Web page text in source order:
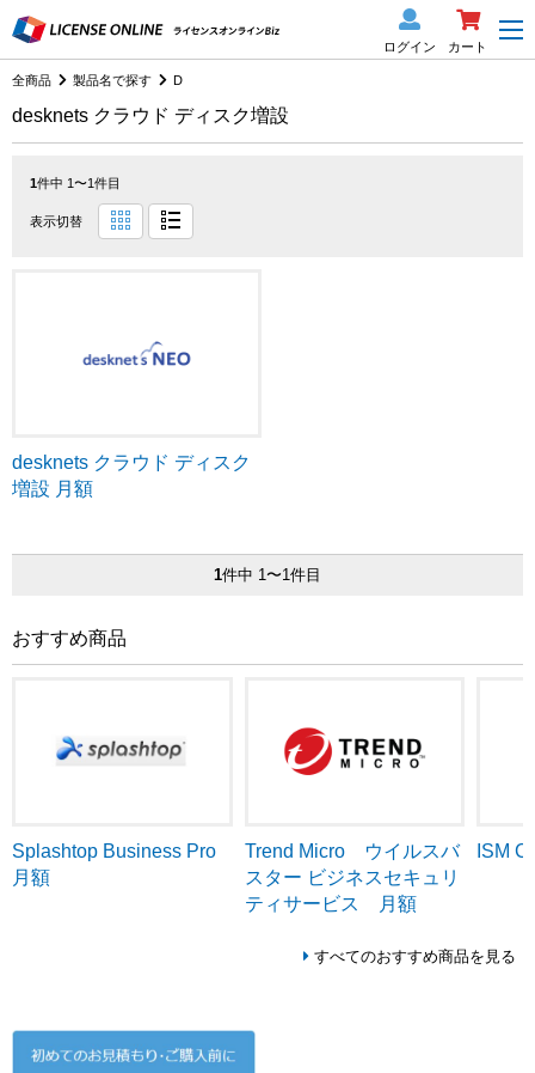
ログイン カート
全商品 製品名で探す D
desknets クラウド ディスク増設
1件中 1〜1件目
表示切替
desknets クラウド ディスク
増設 月額
1件中 1〜1件目
おすすめ商品
Splashtop Business Pro
月額
Trend Micro ウイルスバ
スター ビジネスセキュリ
ティサービス 月額
ISM
すべてのおすすめ商品を見る